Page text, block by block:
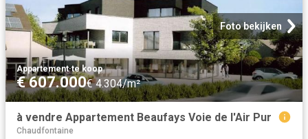
Foto bekijken
Appartement·te koop
€ 607.000€ 4.304/m²
à vendre Appartement Beaufays Voie de l'Air Pur
Chaudfontaine